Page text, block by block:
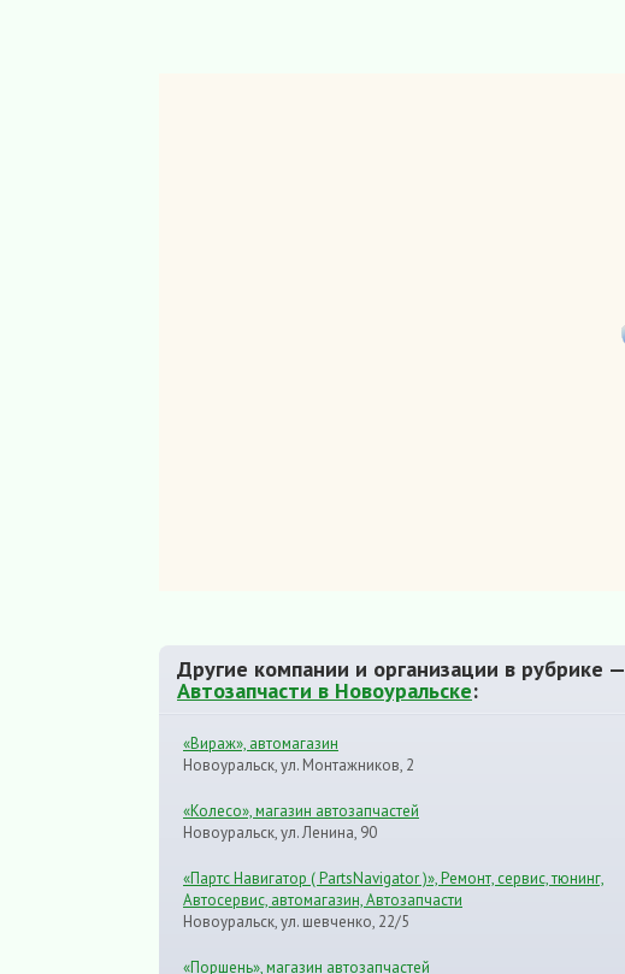
Другие компании и организации в рубрике —
Автозапчасти в Новоуральске:
«Вираж», автомагазин
Новоуральск, ул. Монтажников, 2
«Колесо», магазин автозапчастей
Новоуральск, ул. Ленина, 90
«Партс Навигатор ( PartsNavigator )», Ремонт, сервис, тюнинг,
Автосервис, автомагазин, Автозапчасти
Новоуральск, ул. шевченко, 22/5
«Поршень», магазин автозапчастей